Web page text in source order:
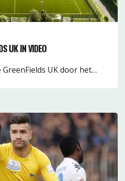
UK IN VIDEO
UK door het…